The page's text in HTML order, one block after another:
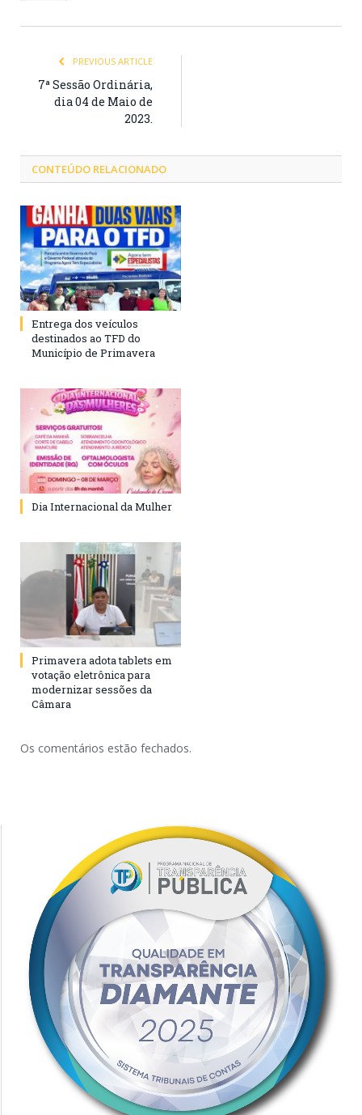
PREVIOUS ARTICLE
7ª Sessão Ordinária,
dia 04 de Maio de
2023.
CONTEÚDO RELACIONADO
Entrega dos veículos
destinados ao TFD do
Município de Primavera
Dia Internacional da Mulher
Primavera adota tablets em
votação eletrônica para
modernizar sessões da
Câmara
Os comentários estão fechados.